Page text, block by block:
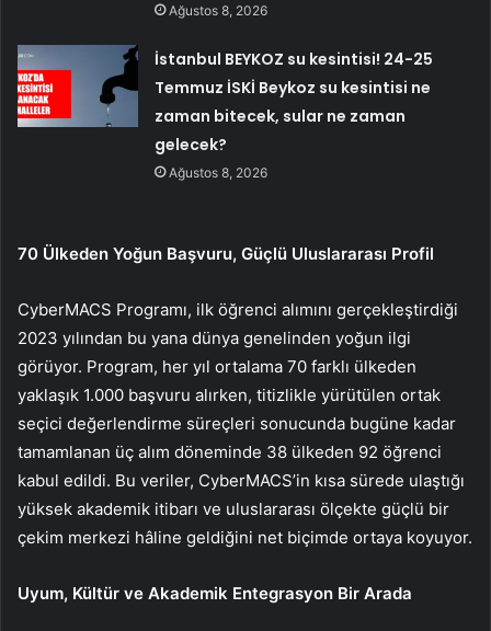
Ağustos 8, 2026
İstanbul BEYKOZ su kesintisi! 24-25
Temmuz İSKİ Beykoz su kesintisi ne
zaman bitecek, sular ne zaman
gelecek?
Ağustos 8, 2026
70 Ülkeden Yoğun Başvuru, Güçlü Uluslararası Profil
CyberMACS Programı, ilk öğrenci alımını gerçekleştirdiği
2023 yılından bu yana dünya genelinden yoğun ilgi
görüyor. Program, her yıl ortalama 70 farklı ülkeden
yaklaşık 1.000 başvuru alırken, titizlikle yürütülen ortak
seçici değerlendirme süreçleri sonucunda bugüne kadar
tamamlanan üç alım döneminde 38 ülkeden 92 öğrenci
kabul edildi. Bu veriler, CyberMACS’in kısa sürede ulaştığı
yüksek akademik itibarı ve uluslararası ölçekte güçlü bir
çekim merkezi hâline geldiğini net biçimde ortaya koyuyor.
Uyum, Kültür ve Akademik Entegrasyon Bir Arada